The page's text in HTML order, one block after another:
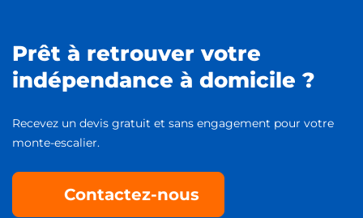
Prêt à retrouver votre
indépendance à domicile ?
Recevez un devis gratuit et sans engagement pour votre
monte-escalier.
Contactez-nous